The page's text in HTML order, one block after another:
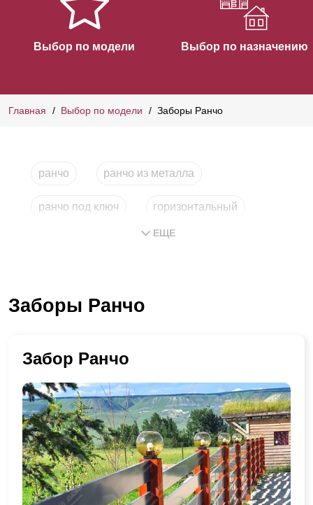
Выбор по модели Выбор по назначению
Главная Выбор по модели Заборы Ранчо
ранчо ранчо из металла
ранчо под ключ горизонтальный
типа
ЕЩЕ
Заборы Ранчо
Забор Ранчо